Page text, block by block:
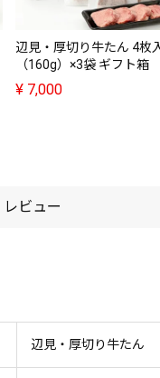
辺見・厚切り牛たん 4枚
（160g）×3袋 ギフト箱
¥ 7,000
レビュー
辺見・厚切り牛たん